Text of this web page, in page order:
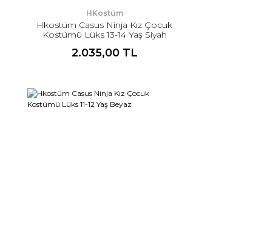
HKostüm
Hkostüm Casus Ninja Kız Çocuk
Kostümü Lüks 13-14 Yaş Siyah
2.035,00 TL